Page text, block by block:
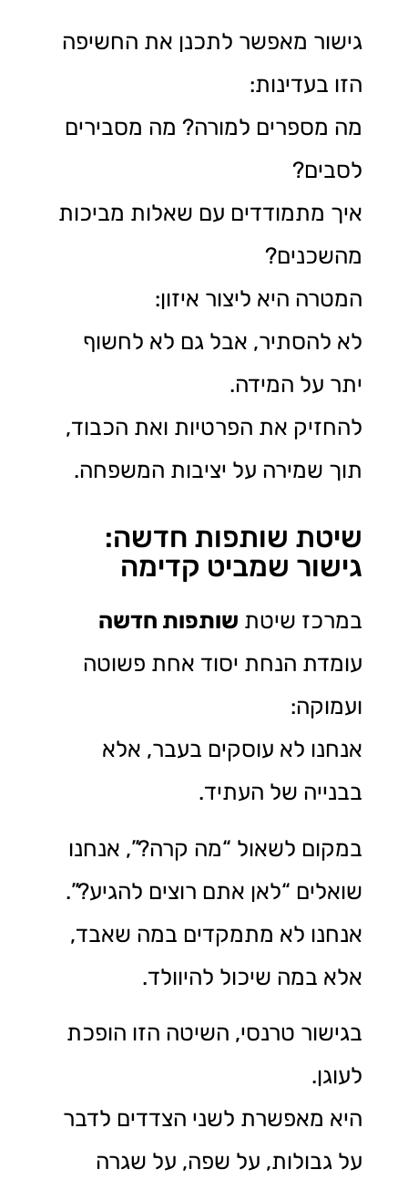
גישור מאפשר לתכנן את החשיפה
הזו בעדינות:
מה מספרים למורה? מה מסבירים
לסבים?
איך מתמודדים עם שאלות מביכות
מהשכנים?
המטרה היא ליצור איזון:
לא להסתיר, אבל גם לא לחשוף
יתר על המידה.
להחזיק את הפרטיות ואת הכבוד,
תוך שמירה על יציבות המשפחה.
שיטת שותפות חדשה:
גישור שמביט קדימה
במרכז שיטת שותפות חדשה
עומדת הנחת יסוד אחת פשוטה
ועמוקה:
אנחנו לא עוסקים בעבר, אלא
בבנייה של העתיד.
במקום לשאול “מה קרה?”, אנחנו
שואלים “לאן אתם רוצים להגיע?”.
אנחנו לא מתמקדים במה שאבד,
אלא במה שיכול להיוולד.
בגישור טרנסי, השיטה הזו הופכת
לעוגן.
היא מאפשרת לשני הצדדים לדבר
על גבולות, על שפה, על שגרה